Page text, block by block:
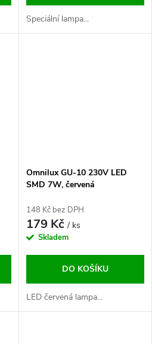
Speciální lampa...
Omnilux GU-10 230V LED
SMD 7W, červená
148 Kč bez DPH
179 Kč/ ks
Skladem
DO KOŠÍKU
LED červená lampa...